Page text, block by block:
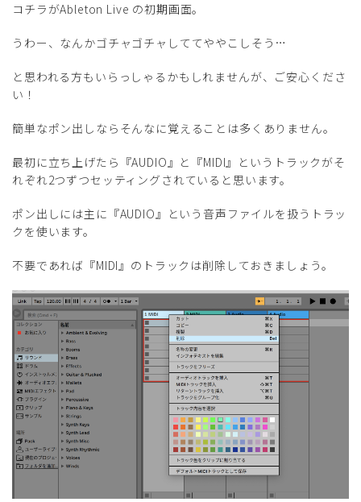
コチラがAbleton Live の初期画面。
うわー、なんかゴチャゴチャしててややこしそう…
と思われる方もいらっしゃるかもしれませんが、ご安心くださ
い！
簡単なポン出しならそんなに覚えることは多くありません。
最初に立ち上げたら『AUDIO』と『MIDI』というトラックがそ
れぞれ2つずつセッティングされていると思います。
ポン出しには主に『AUDIO』という音声ファイルを扱うトラッ
クを使います。
不要であれば『MIDI』のトラックは削除しておきましょう。